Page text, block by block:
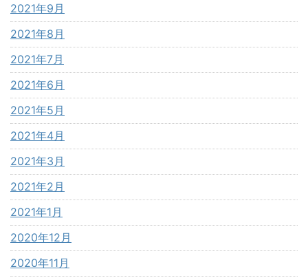
2021年9月
2021年8月
2021年7月
2021年6月
2021年5月
2021年4月
2021年3月
2021年2月
2021年1月
2020年12月
2020年11月